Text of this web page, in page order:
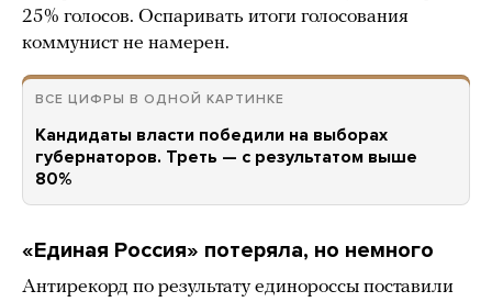
25% голосов. Оспаривать итоги голосования
коммунист не намерен.
ВСЕ ЦИФРЫ В ОДНОЙ КАРТИНКЕ
Кандидаты власти победили на выборах
губернаторов. Треть — с результатом выше
80%
«Единая Россия» потеряла, но немного
Антирекорд по результату единороссы поставили